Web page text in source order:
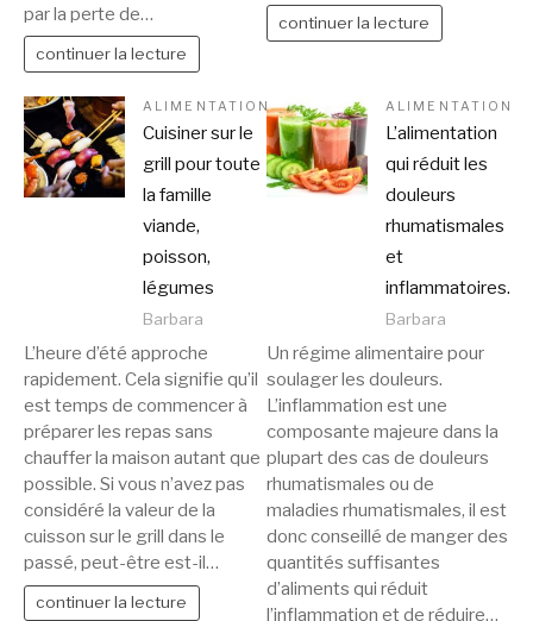
par la perte de…
continuer la lecture
continuer la lecture
ALIMENTATION
Cuisiner sur le
grill pour toute
la famille
viande,
poisson,
légumes
Barbara
L’heure d’été approche
rapidement. Cela signifie qu’il
est temps de commencer à
préparer les repas sans
chauffer la maison autant que
possible. Si vous n’avez pas
considéré la valeur de la
cuisson sur le grill dans le
passé, peut-être est-il…
continuer la lecture
ALIMENTATION
L’alimentation
qui réduit les
douleurs
rhumatismales
et
inflammatoires.
Barbara
Un régime alimentaire pour
soulager les douleurs.
L’inflammation est une
composante majeure dans la
plupart des cas de douleurs
rhumatismales ou de
maladies rhumatismales, il est
donc conseillé de manger des
quantités suffisantes
d’aliments qui réduit
l’inflammation et de réduire…